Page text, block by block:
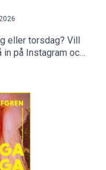
eller torsdag? Vill
in på Instagram och
av